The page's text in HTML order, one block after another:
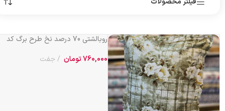
روبالشتی 70 درصد نخ طرح برگ کد
760,000تومان جفت